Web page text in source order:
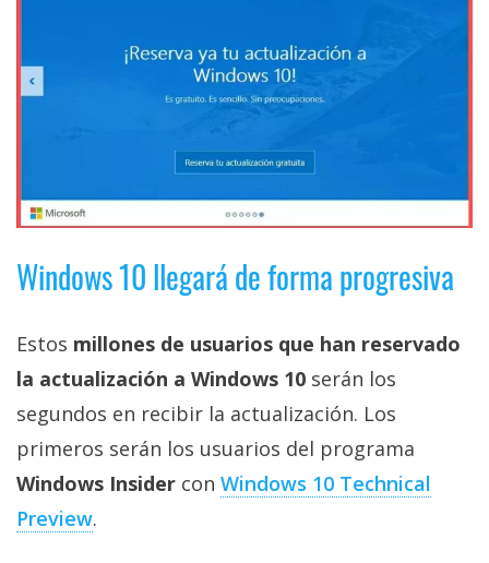
Windows 10 llegará de forma progresiva
Estos millones de usuarios que han reservado
la actualización a Windows 10 serán los
segundos en recibir la actualización. Los
primeros serán los usuarios del programa
Windows Insider con Windows 10 Technical
Preview.